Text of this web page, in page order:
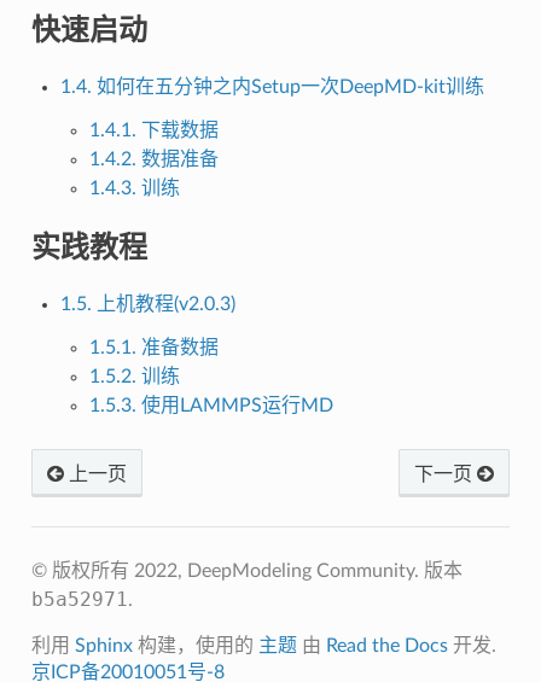
快速启动
1.4. 如何在五分钟之内Setup一次DeepMD-kit训练
1.4.1. 下载数据
1.4.2. 数据准备
1.4.3. 训练
实践教程
1.5. 上机教程(v2.0.3)
1.5.1. 准备数据
1.5.2. 训练
1.5.3. 使用LAMMPS运行MD
上一页 下一页
© 版权所有 2022, DeepModeling Community. 版本
b5a52971.
利用 Sphinx构建，使用的 主题 由 Read the Docs开发.
京ICP备20010051号-8